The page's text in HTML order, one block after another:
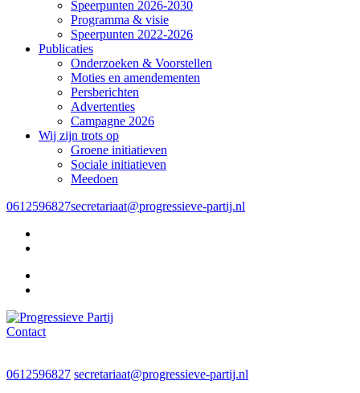
Speerpunten 2026-2030
Programma & visie
Speerpunten 2022-2026
Publicaties
Onderzoeken & Voorstellen
Moties en amendementen
Persberichten
Advertenties
Campagne 2026
Wij zijn trots op
Groene initiatieven
Sociale initiatieven
Meedoen
0612596827secretariaat@progressieve-partij.nl
Contact
0612596827 secretariaat@progressieve-partij.nl